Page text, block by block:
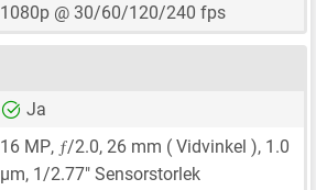
1080p @ 30/60/120/240 fps
Ja
16 MP, ƒ/2.0, 26 mm ( Vidvinkel ), 1.0
μm, 1/2.77" Sensorstorlek